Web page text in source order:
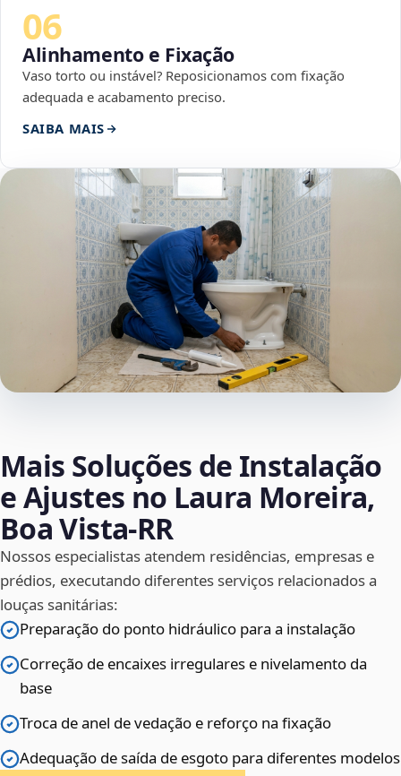
06
Alinhamento e Fixação
Vaso torto ou instável? Reposicionamos com fixação
adequada e acabamento preciso.
SAIBA MAIS
Mais Soluções de Instalação
e Ajustes no Laura Moreira,
Boa Vista‑RR
Nossos especialistas atendem residências, empresas e
prédios, executando diferentes serviços relacionados a
louças sanitárias:
Preparação do ponto hidráulico para a instalação
Correção de encaixes irregulares e nivelamento da
base
Troca de anel de vedação e reforço na fixação
Adequação de saída de esgoto para diferentes modelos